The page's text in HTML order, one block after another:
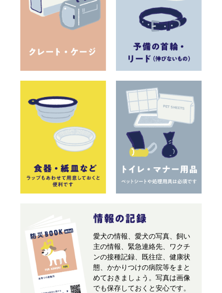
愛犬の情報、愛犬の写真、飼い
主の情報、緊急連絡先、ワクチ
ンの接種記録、既往症、健康状
態、かかりつけの病院等をまと
めておきましょう。写真は画像
でも保存しておくと安心です。